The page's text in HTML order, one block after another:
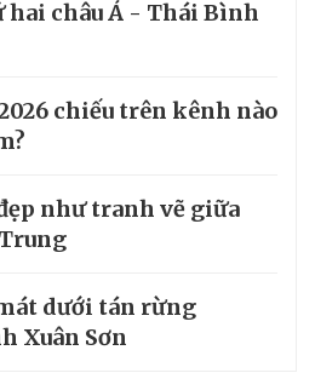
hai châu Á - Thái Bình
chiếu trên kênh nào
như tranh vẽ giữa
dưới tán rừng
Xuân Sơn